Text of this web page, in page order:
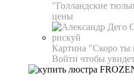
"Голландские
цены
Картина "Скоро ты
Войти чтобы